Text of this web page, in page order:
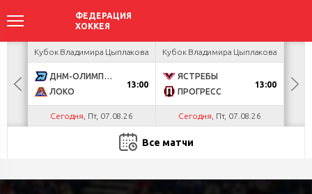
Кубок Владимира Цыплакова
ДНМ-ОЛИМПИК
ЛОКО
13:00
Сегодня , Пт, 07.08.26
Кубок Владимира Цыплакова
ЯСТРЕБЫ
ПРОГРЕСС
13:00
Сегодня , Пт, 07.08.26
Все матчи